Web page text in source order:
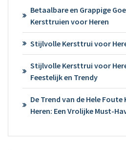
Betaalbare en Grappige
Kersttruien voor Heren
Stijlvolle Kersttrui voor
Stijlvolle Kersttrui voor
Feestelijk en Trendy
De Trend van de Hele
Heren: Een Vrolijke Must-